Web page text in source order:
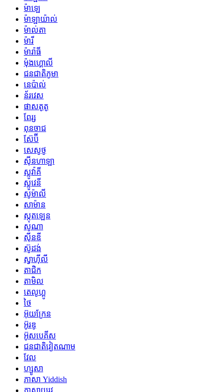
ម៉ាឡេ
ម៉ាឡាយ៉ាល់
ម៉ាល់តា
ម៉ារី
ម៉ារ៉ាធី
ម៉ុងហ្គោលី
ជនជាតិភូមា
នេប៉ាល់
ន័រវេស
ផាសតូតូ
ពែរ្ស
ពុនចាជ
ស៊ែប៊ី
សេសូថូ
ស៊ីនហាឡា
ស្លូវ៉ាគី
ស្លូវេនី
សូម៉ាលី
សាម៉ាន
ស្កុតឡេន
សូណា
ស៊ីនឌី
ស៊ូដង់
ស្វាហ៊ីលី
តាជិក
តាមិល
តេលូហ្គូ
ថៃ
អ៊ុយក្រែន
អ៊ូរឌូ
អ៊ូសបេគីស
ជនជាតិវៀតណាម
វែល
ហ្សូសា
ភាសា Yiddish
ភាសាយូរូវ